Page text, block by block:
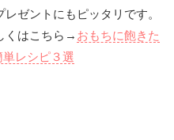
ゼントにもピッタリです。
くはこちら→ おもちに飽きた
レシピ３選